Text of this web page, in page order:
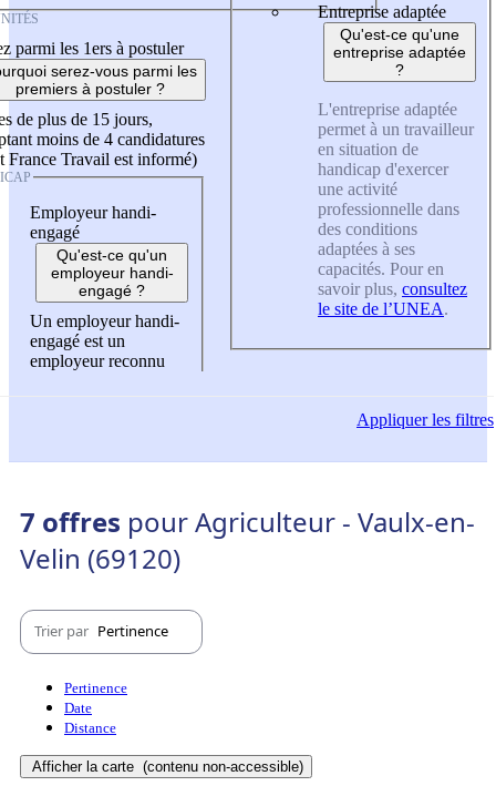
parmi les 1ers à postuler
serez-vous parmi les
premiers à postuler ?
de plus de 15 jours,
moins de 4 candidatures
France Travail est informé)
Employeur handi-
engagé
Qu'est-ce qu'un
employeur handi-
engagé ?
Un employeur handi-
engagé est un
employeur reconnu
Entreprise adaptée
Qu'est-ce qu'une
entreprise adaptée
?
L'entreprise adaptée
permet à un travailleur
en situation de
handicap d'exercer
une activité
professionnelle dans
des conditions
adaptées à ses
capacités. Pour en
savoir plus, consultez
le site de l’UNEA.
Appliquerles filtres
7 offres pour Agriculteur - Vaulx-en-
Velin (69120)
Trier par Pertinence
Pertinence
Date
Distance
Afficher la carte (contenu non-accessible)